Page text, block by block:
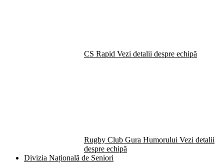
CS Rapid Vezi detalii despre echipă
Rugby Club Gura Humorului Vezi detalii
despre echipă
Divizia Națională de Seniori